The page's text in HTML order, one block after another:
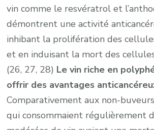
vin comme le resvératrol et
démontrent une activité
inhibant la prolifération des
et en induisant la mort des
(26, 27, 28) Le vin riche en
offrir des avantages
Comparativement aux non-
qui consommaient régulièrement